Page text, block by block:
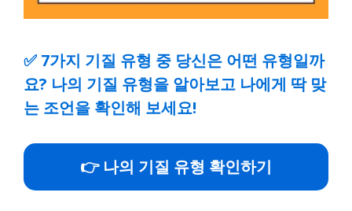
✅ 7가지 기질 유형 중 당신은 어떤 유형일까
요? 나의 기질 유형을 알아보고 나에게 딱 맞
는 조언을 확인해 보세요!
👉 나의 기질 유형 확인하기